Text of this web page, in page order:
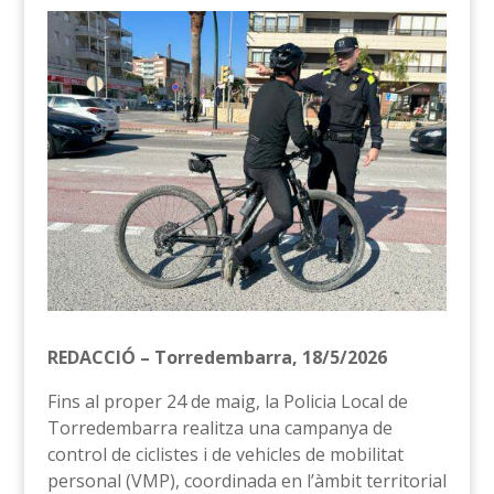
REDACCIÓ – Torredembarra, 18/5/2026
Fins al proper 24 de maig, la Policia Local de
Torredembarra realitza una campanya de
control de ciclistes i de vehicles de mobilitat
personal (VMP), coordinada en l’àmbit territorial